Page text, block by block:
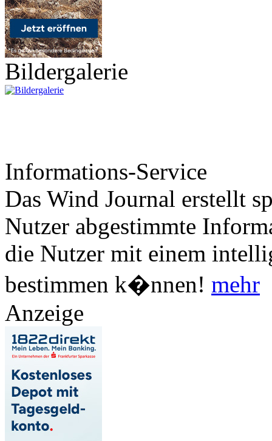
Bildergalerie
Informations-Service
Das Wind Journal erstellt
Nutzer abgestimmte
die Nutzer mit einem
bestimmen k�nnen! mehr
Anzeige